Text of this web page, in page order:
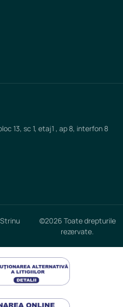
13, sc 1, etaj1 , ap 8, interfon 8
©2026 Toate drepturile
rezervate.